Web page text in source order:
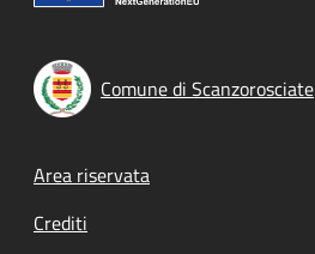
Comune di Scanzorosciate
Footer menu
Area riservata
Crediti